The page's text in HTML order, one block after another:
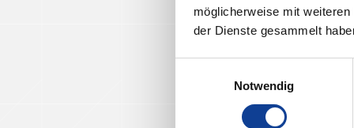
möglicherweise mit
der Dienste gesammelt
Notwendig